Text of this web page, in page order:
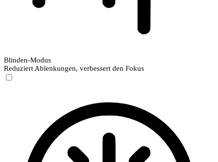
Blinden-Modus
Reduziert Ablenkungen, verbessert den Fokus